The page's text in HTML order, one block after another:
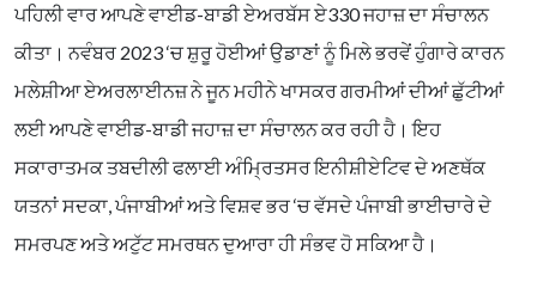
ਪਹਿਲੀ ਵਾਰ ਆਪਣੇ ਵਾਈਡ-ਬਾਡੀ ਏਅਰਬੱਸ ਏ330 ਜਹਾਜ਼ ਦਾ ਸੰਚਾਲਨ
ਕੀਤਾ। ਨਵੰਬਰ 2023 ‘ਚ ਸ਼ੁਰੂ ਹੋਈਆਂ ਉਡਾਣਾਂ ਨੂੰ ਮਿਲੇ ਭਰਵੇਂ ਹੁੰਗਾਰੇ ਕਾਰਨ
ਮਲੇਸ਼ੀਆ ਏਅਰਲਾਈਨਜ਼ ਨੇ ਜੂਨ ਮਹੀਨੇ ਖਾਸਕਰ ਗਰਮੀਆਂ ਦੀਆਂ ਛੁੱਟੀਆਂ
ਲਈ ਆਪਣੇ ਵਾਈਡ-ਬਾਡੀ ਜਹਾਜ਼ ਦਾ ਸੰਚਾਲਨ ਕਰ ਰਹੀ ਹੈ। ਇਹ
ਸਕਾਰਾਤਮਕ ਤਬਦੀਲੀ ਫਲਾਈ ਅੰਮ੍ਰਿਤਸਰ ਇਨੀਸ਼ੀਏਟਿਵ ਦੇ ਅਣਥੱਕ
ਯਤਨਾਂ ਸਦਕਾ, ਪੰਜਾਬੀਆਂ ਅਤੇ ਵਿਸ਼ਵ ਭਰ ‘ਚ ਵੱਸਦੇ ਪੰਜਾਬੀ ਭਾਈਚਾਰੇ ਦੇ
ਸਮਰਪਣ ਅਤੇ ਅਟੁੱਟ ਸਮਰਥਨ ਦੁਆਰਾ ਹੀ ਸੰਭਵ ਹੋ ਸਕਿਆ ਹੈ।